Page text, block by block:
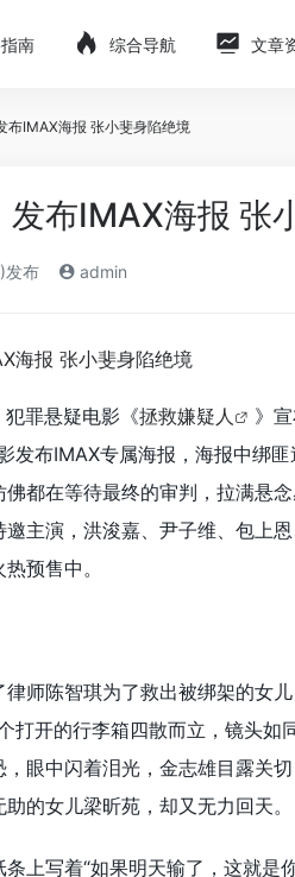
南 综合导航 文章
布IMAX海报 张小斐身陷绝境
发布IMAX海报 张
发布 admin
犯罪悬疑电影《拯救嫌疑人
》
发布IMAX专属海报，海报中绑
都在等待最终的审判，拉满悬
主演，洪浚嘉、尹子维、包上
预售中。
师陈智琪为了救出被绑架的女
打开的行李箱四散而立，镜头
，眼中闪着泪光，金志雄目露关
的女儿梁昕苑，却又无力回天。
上写着“如果明天输了，这就是